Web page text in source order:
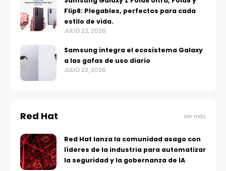
Flip8: Plegables, perfectos para cada
estilo de vida.
JULIO 22, 2026
Samsung integra el ecosistema Galaxy
a las gafas de uso diario
JULIO 22, 2026
Red Hat Ver más
Red Hat lanza la comunidad asago con
líderes de la industria para automatizar
la seguridad y la gobernanza de IA